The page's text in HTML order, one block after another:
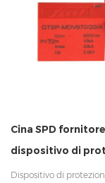
Cina SPD
dispositivo di
inverter
Dispositivo di